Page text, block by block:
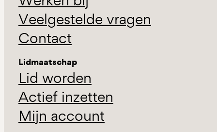
Veelgestelde vragen
Contact
Lidmaatschap
Lid worden
Actief inzetten
Mijn account